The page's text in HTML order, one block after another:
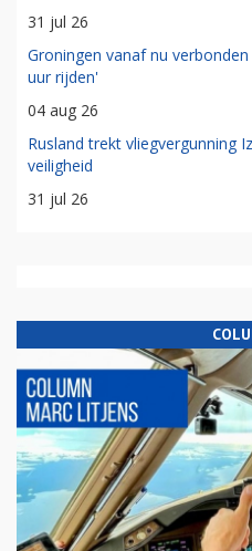
31 jul 26
Groningen vanaf nu
uur rijden'
04 aug 26
Rusland trekt vliegvergunning
veiligheid
31 jul 26